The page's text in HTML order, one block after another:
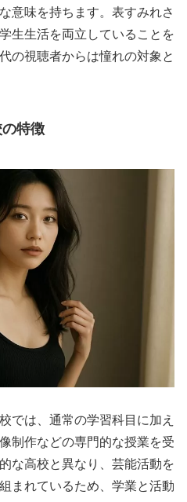
意味を持ちます。表すみれさ
生生活を両立していることを
の視聴者からは憧れの対象と
特徴
では、通常の学習科目に加え
制作などの専門的な授業を受
な高校と異なり、芸能活動を
まれているため、学業と活動